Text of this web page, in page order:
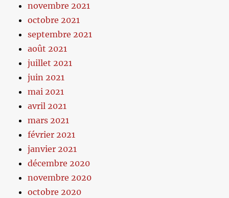
novembre 2021
octobre 2021
septembre 2021
août 2021
juillet 2021
juin 2021
mai 2021
avril 2021
mars 2021
février 2021
janvier 2021
décembre 2020
novembre 2020
octobre 2020